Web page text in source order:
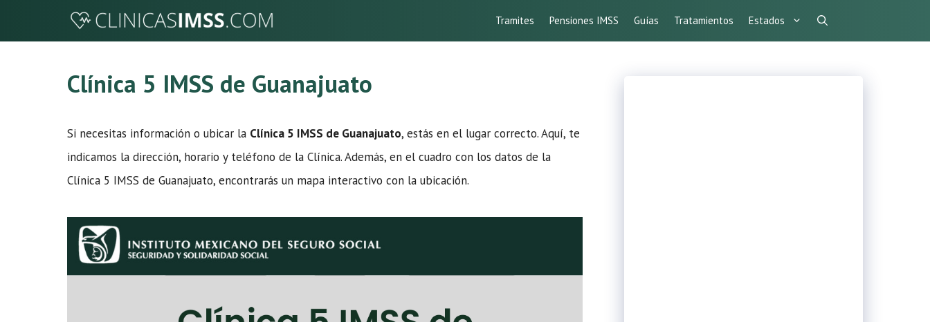
Tramites Pensiones IMSS Guías Tratamientos Estados
Clínica 5 IMSS de Guanajuato
Si necesitas información o ubicar la Clínica 5 IMSS de Guanajuato, estás en el lugar correcto. Aquí, te
indicamos la dirección, horario y teléfono de la Clínica. Además, en el cuadro con los datos de la
Clínica 5 IMSS de Guanajuato, encontrarás un mapa interactivo con la ubicación.